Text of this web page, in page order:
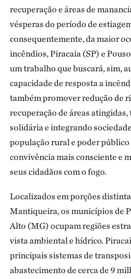
recuperação e áreas de
vésperas do período de
consequentemente, da maior
incêndios, Piracaia (SP) e
um trabalho que buscará, sim,
capacidade de resposta a
também promover redução de
recuperação de áreas
solidária e integrando
população rural e poder
convivência mais consciente e
seus cidadãos com o fogo.
Localizados em porções
Mantiqueira, os municípios de
Alto (MG) ocupam regiões
vista ambiental e hídrico.
principais sistemas de
abastecimento de cerca de 9